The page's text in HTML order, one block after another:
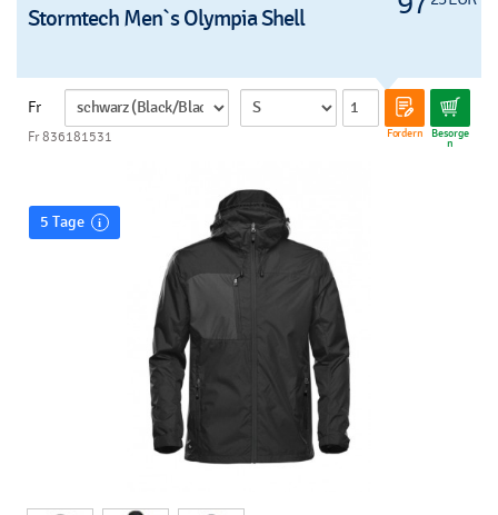
Reißverschluss, 2 Seitentaschen mit Reißverschluss,
Stormtech Men`s Olympia Shell
Fr
Fordern Besorge
n
Fr 836181531
5 Tage